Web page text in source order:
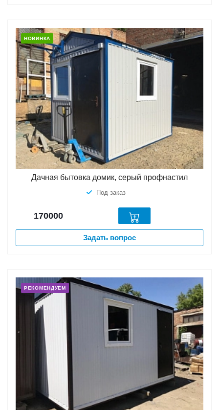
НОВИНКА
Дачная бытовка домик, серый профнастил
Под заказ
170000
Задать вопрос
РЕКОМЕНДУЕМ